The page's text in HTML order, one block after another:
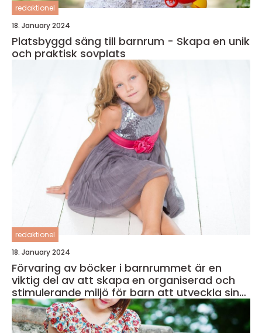
redaktionel
18. January 2024
Platsbyggd säng till barnrum - Skapa en unik
och praktisk sovplats
redaktionel
18. January 2024
Förvaring av böcker i barnrummet är en
viktig del av att skapa en organiserad och
stimulerande miljö för barn att utveckla sin
läsförmåga och kreativitet